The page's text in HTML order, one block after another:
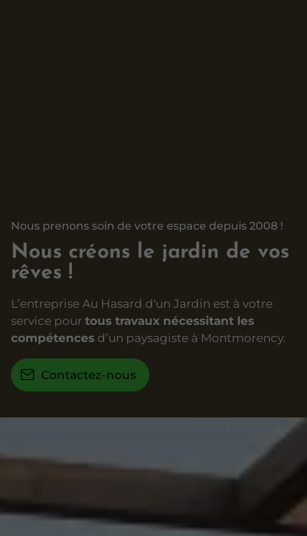
Nous prenons soin de votre espace depuis 2008 !
Nous créons le jardin de vos
rêves !
L’entreprise Au Hasard d'un Jardin est à votre
service pour tous travaux nécessitant les
compétences d’un paysagiste à Montmorency.
Contactez-nous